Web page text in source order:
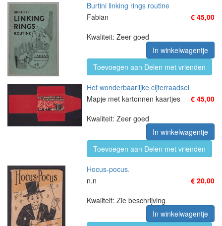
Burtini linking rings routine
Fabian
€ 45,00
Kwaliteit: Zeer goed
In winkelwagentje
Toevoegen aan Delen met vrienden
Het wonderbaarlijke cijferraadsel
Mapje met kartonnen kaartjes
€ 45,00
Kwaliteit: Zeer goed
In winkelwagentje
Toevoegen aan Delen met vrienden
Hocus-pocus.
n.n
€ 20,00
Kwaliteit: Zie beschrijving
In winkelwagentje